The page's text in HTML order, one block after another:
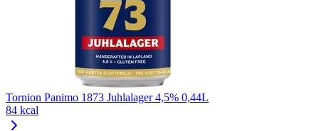
Tornion Panimo 1873 Juhlalager 4,5% 0,44L
84 kcal